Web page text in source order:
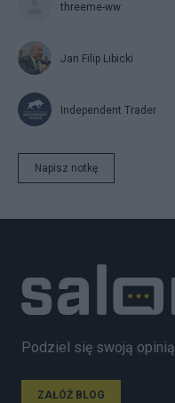
threeme-ww
Jan Filip Libicki
Independent Trader
Napisz notkę
Podziel się swoją opinią
ZAŁÓŻ BLOG